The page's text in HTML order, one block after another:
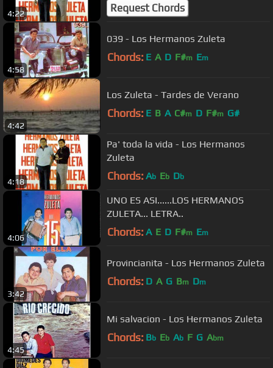
4:22 Request Chords
4:58
039 - Los Hermanos Zuleta
Chords: E A D F#m Em
4:42
Los Zuleta - Tardes de Verano
Chords: E B A C#m D F#m G#
4:18
Pa' toda la vida - Los Hermanos
Zuleta
Chords: Ab Eb Db
4:06
UNO ES ASI......LOS HERMANOS
ZULETA... LETRA..
Chords: A E D F#m Em
3:42
Provincianita - Los Hermanos Zuleta
Chords: D A G Bm Dm
4:45
Mi salvacion - Los Hermanos Zuleta
Chords: Bb Eb Ab F G Abm